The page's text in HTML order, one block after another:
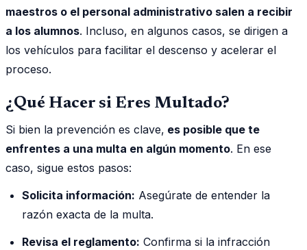
maestros o el personal administrativo salen a recibir
a los alumnos. Incluso, en algunos casos, se dirigen a
los vehículos para facilitar el descenso y acelerar el
proceso.
¿Qué Hacer si Eres Multado?
Si bien la prevención es clave, es posible que te
enfrentes a una multa en algún momento. En ese
caso, sigue estos pasos:
Solicita información: Asegúrate de entender la
razón exacta de la multa.
Revisa el reglamento: Confirma si la infracción